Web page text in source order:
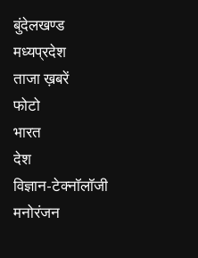
बुंदेलखण्ड
मध्यप्रदेश
ताजा ख़बरें
फोटो
भारत
देश
विज्ञान-टेक्नॉलॉजी
मनोरंजन